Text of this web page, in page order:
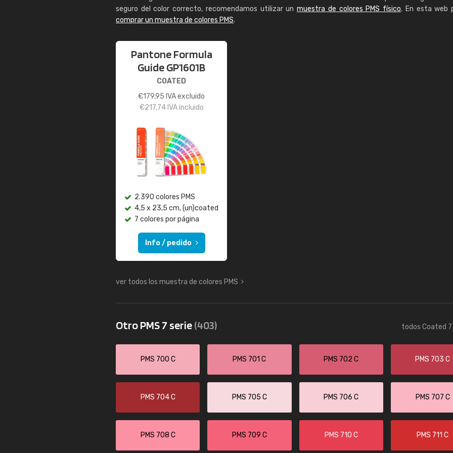
seguro del color correcto, recomendamos utilizar unmuestra de colores PMS físico. En esta web
comprar un muestra de colores PMS.
Pantone Formula
Guide GP1601B
COATED
€179,95 IVA excluido
€217,74IVA incluido
2.390 colores PMS
4,5 x 23,5 cm, (un)coated
7 colores por página
Info / pedido
ver todos los muestra de colores PMS
Otro PMS 7 serie(403) todos Coated 7
PMS 700 C PMS 701 C PMS 702 C PMS 703 C
PMS 704 C PMS 705 C PMS 706 C PMS 707 C
PMS 708 C PMS 709 C PMS 710 C PMS 711 C